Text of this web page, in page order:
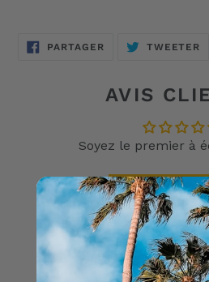
votrePARTAGERPARTAGER
SUR
TWEETER
AVIS
Soyez le premier à
Écrire un